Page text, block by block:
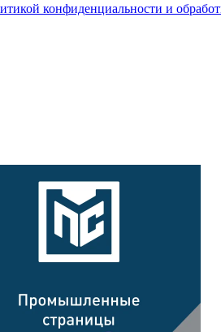
конфиденциальности и